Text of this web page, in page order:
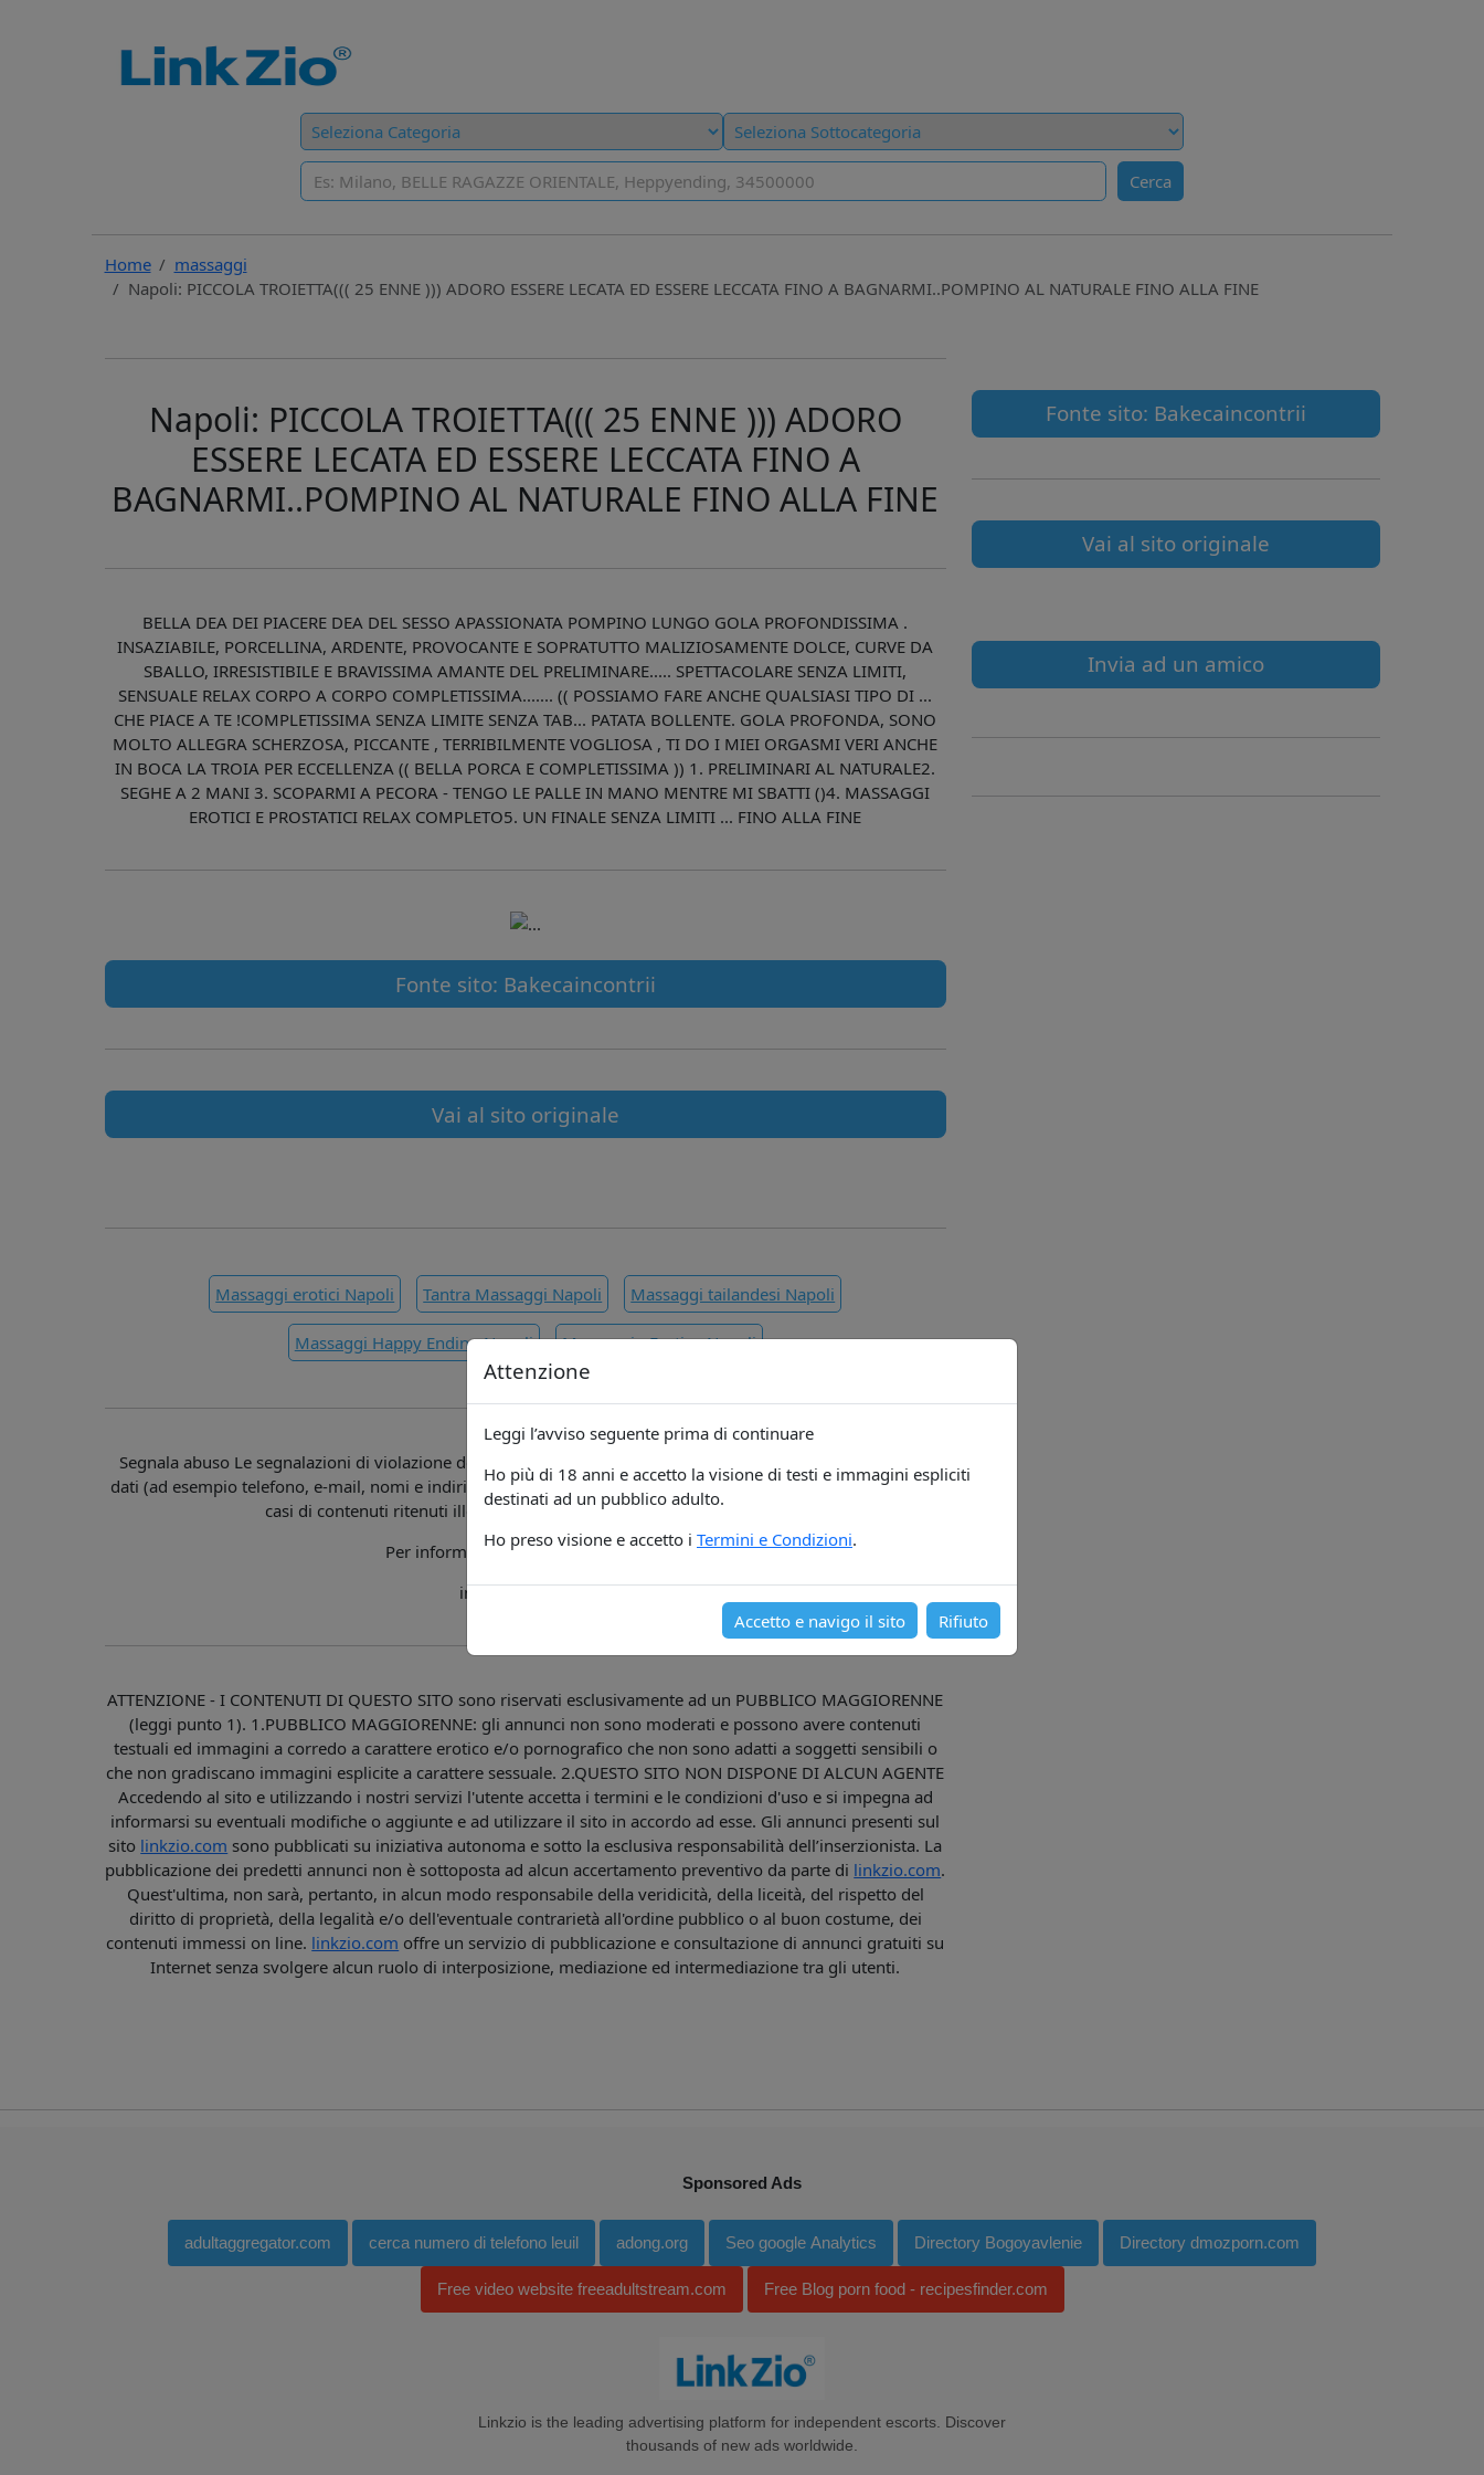
Attenzione
Leggi l’avviso seguente prima di continuare
Ho più di 18 anni e accetto la visione di testi e immagini espliciti
destinati ad un pubblico adulto.
Ho preso visione e accetto i Termini e Condizioni.
Accetto e navigo il sito Rifiuto
Cerca
Home
massaggi
Napoli: PICCOLA TROIETTA((( 25 ENNE ))) ADORO ESSERE LECATA ED ESSERE LECCATA FINO A BAGNARMI..POMPINO AL NATURALE FINO ALLA FINE
Napoli: PICCOLA TROIETTA((( 25 ENNE ))) ADORO
ESSERE LECATA ED ESSERE LECCATA FINO A
BAGNARMI..POMPINO AL NATURALE FINO ALLA FINE
BELLA DEA DEI PIACERE DEA DEL SESSO APASSIONATA POMPINO LUNGO GOLA PROFONDISSIMA .
INSAZIABILE, PORCELLINA, ARDENTE, PROVOCANTE E SOPRATUTTO MALIZIOSAMENTE DOLCE, CURVE DA
SBALLO, IRRESISTIBILE E BRAVISSIMA AMANTE DEL PRELIMINARE..... SPETTACOLARE SENZA LIMITI,
SENSUALE RELAX CORPO A CORPO COMPLETISSIMA....... (( POSSIAMO FARE ANCHE QUALSIASI TIPO DI ...
CHE PIACE A TE !COMPLETISSIMA SENZA LIMITE SENZA TAB... PATATA BOLLENTE. GOLA PROFONDA, SONO
MOLTO ALLEGRA SCHERZOSA, PICCANTE , TERRIBILMENTE VOGLIOSA , TI DO I MIEI ORGASMI VERI ANCHE
IN BOCA LA TROIA PER ECCELLENZA (( BELLA PORCA E COMPLETISSIMA )) 1. PRELIMINARI AL NATURALE2.
SEGHE A 2 MANI 3. SCOPARMI A PECORA - TENGO LE PALLE IN MANO MENTRE MI SBATTI ()4. MASSAGGI
EROTICI E PROSTATICI RELAX COMPLETO5. UN FINALE SENZA LIMITI ... FINO ALLA FINE
Fonte sito: Bakecaincontrii
Vai al sito originale
Massaggi erotici Napoli Tantra Massaggi Napoli Massaggi tailandesi Napoli
Massaggi Happy Ending Napoli Massaggio Erotico Napoli
Segnala abuso Le segnalazioni di violazione della proprietà intellettuale o di utilizzo indebito di immagini o
dati (ad esempio telefono, e-mail, nomi e indirizzi) possono essere notificate all’indirizzo e-mail Per segnalare
casi di contenuti ritenuti illeciti o abusi, è possibile inviare una mail a
Per informazioni generali contattare:
info@linkzio.com
ATTENZIONE - I CONTENUTI DI QUESTO SITO sono riservati esclusivamente ad un PUBBLICO MAGGIORENNE
(leggi punto 1). 1.PUBBLICO MAGGIORENNE: gli annunci non sono moderati e possono avere contenuti
testuali ed immagini a corredo a carattere erotico e/o pornografico che non sono adatti a soggetti sensibili o
che non gradiscano immagini esplicite a carattere sessuale. 2.QUESTO SITO NON DISPONE DI ALCUN AGENTE
Accedendo al sito e utilizzando i nostri servizi l'utente accetta i termini e le condizioni d'uso e si impegna ad
informarsi su eventuali modifiche o aggiunte e ad utilizzare il sito in accordo ad esse. Gli annunci presenti sul
sito linkzio.com sono pubblicati su iniziativa autonoma e sotto la esclusiva responsabilità dell’inserzionista. La
pubblicazione dei predetti annunci non è sottoposta ad alcun accertamento preventivo da parte di linkzio.com.
Quest'ultima, non sarà, pertanto, in alcun modo responsabile della veridicità, della liceità, del rispetto del
diritto di proprietà, della legalità e/o dell'eventuale contrarietà all'ordine pubblico o al buon costume, dei
contenuti immessi on line. linkzio.com offre un servizio di pubblicazione e consultazione di annunci gratuiti su
Internet senza svolgere alcun ruolo di interposizione, mediazione ed intermediazione tra gli utenti.
Fonte sito: Bakecaincontrii
Vai al sito originale
Invia ad un amico
Sponsored Ads
adultaggregator.com cerca numero di telefono leuil adong.org Seo google Analytics Directory Bogoyavlenie Directory dmozporn.com
Free video website freeadultstream.com Free Blog porn food - recipesfinder.com
Linkzio is the leading advertising platform for independent escorts. Discover
thousands of new ads worldwide.